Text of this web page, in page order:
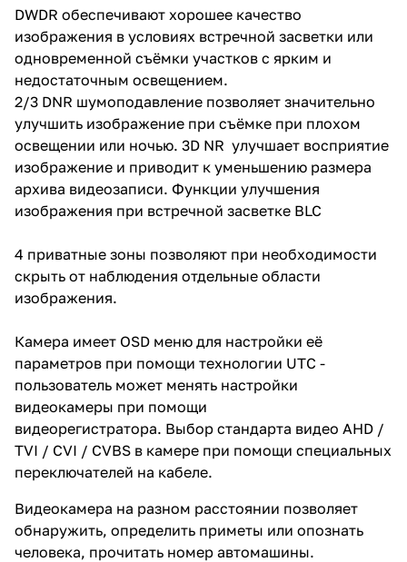
обнаружить, определить
приметы или опознать
человека, прочитать номер
автомашины.
DWDR обеспечивают хорошее качество
изображения в условиях встречной засветки или
одновременной съёмки участков с ярким и
недостаточным освещением.
2/3 DNR шумоподавление позволяет значительно
улучшить изображение при съёмке при плохом
освещении или ночью. 3D NR улучшает восприятие
изображение и приводит к уменьшению размера
архива видеозаписи. Функции улучшения
изображения при встречной засветке BLC
4 приватные зоны позволяют при необходимости
скрыть от наблюдения отдельные области
изображения.
Камера имеет OSD меню для настройки её
параметров при помощи технологии UTC -
пользователь может менять настройки
видеокамеры при помощи
видеорегистратора. Выбор стандарта видео AHD /
TVI / CVI / CVBS в камере при помощи специальных
переключателей на кабеле.
Видеокамера на разном расстоянии позволяет
обнаружить, определить приметы или опознать
человека, прочитать номер автомашины.